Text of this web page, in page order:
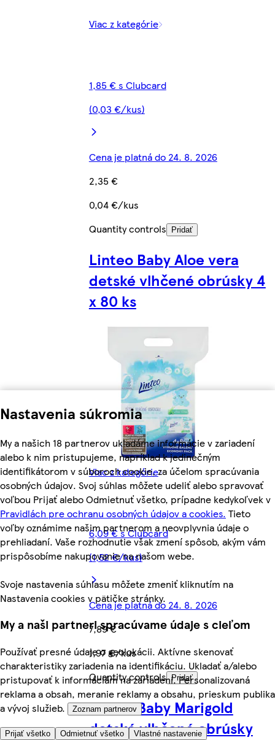
Nastavenia súkromia
My a našich 18 partnerov ukladáme informácie v zariadení
alebo k nim pristupujeme, napríklad k jedinečným
identifikátorom v súboroch cookie, za účelom spracúvania
osobných údajov. Svoj súhlas môžete udeliť alebo spravovať
voľbou Prijať alebo Odmietnuť všetko, prípadne kedykoľvek v
Pravidlách pre ochranu osobných údajov a cookies. Tieto
voľby oznámime našim partnerom a neovplyvnia údaje o
prehliadaní. Vaše rozhodnutie však zmení spôsob, akým vám
prispôsobíme nakupovanie na našom webe.
Svoje nastavenia súhlasu môžete zmeniť kliknutím na
Nastavenia cookies v pätičke stránky.
My a naši partneri spracúvame údaje s cieľom
Používať presné údaje o geolokácii. Aktívne skenovať
charakteristiky zariadenia na identifikáciu. Ukladať a/alebo
pristupovať k informáciám na zariadení. Personalizovaná
reklama a obsah, meranie reklamy a obsahu, prieskum publika
a vývoj služieb.
Zoznam partnerov
Prijať všetko Odmietnuť všetko Vlastné nastavenie
Viac z kategórie
1,85 € s Clubcard
(0,03 €/kus)
Cena je platná do 24. 8. 2026
2,35 €
0,04 €/kus
Quantity controls
Pridať
Linteo Baby Aloe vera
detské vlhčené obrúsky 4
x 80 ks
Viac z kategórie
6,09 € s Clubcard
(1,52 €/kus)
Cena je platná do 24. 8. 2026
7,89 €
1,97 €/kus
Quantity controls Pridať
Linteo Baby Marigold
detské vlhčené obrúsky